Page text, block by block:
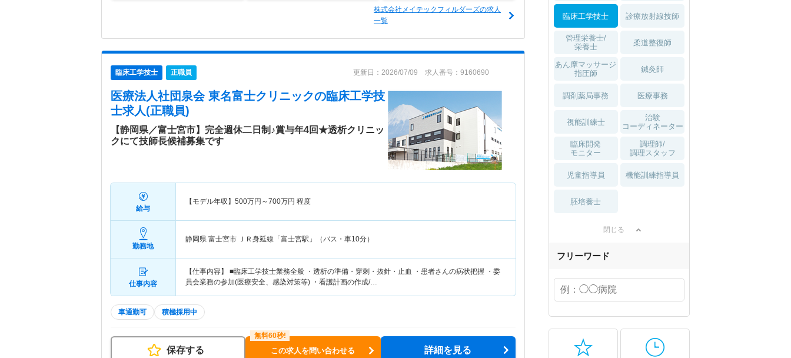
株式会社メイテックフィルダーズの求人
一覧
臨床工学技士 正職員 更新日：2026/07/09 求人番号：9160690
医療法人社団泉会 東名富士クリニックの臨床工学技
士求人(正職員)
【静岡県／富士宮市】完全週休二日制♪賞与年4回★透析クリニッ
クにて技師長候補募集です
給与
【モデル年収】 500万円～700万円 程度
勤務地
静岡県 富士宮市 ＪＲ身延線「富士宮駅」（バス・車10分）
仕事内容
【仕事内容】 ■臨床工学技士業務全般 ・透析の準備・穿刺・抜針・止血 ・患者さんの病状把握 ・委
員会業務の参加(医療安全、感染対策等) ・看護計画の作成/…
車通勤可 積極採用中
保存する この求人を問い合わせる 詳細を見る
臨床工学技士 診療放射線技師
管理栄養士/
栄養士
柔道整復師
あん摩マッサージ
指圧師
鍼灸師
調剤薬局事務 医療事務
視能訓練士
治験
コーディネーター
臨床開発
モニター
調理師/
調理スタッフ
児童指導員 機能訓練指導員
胚培養士
閉じる
フリーワード